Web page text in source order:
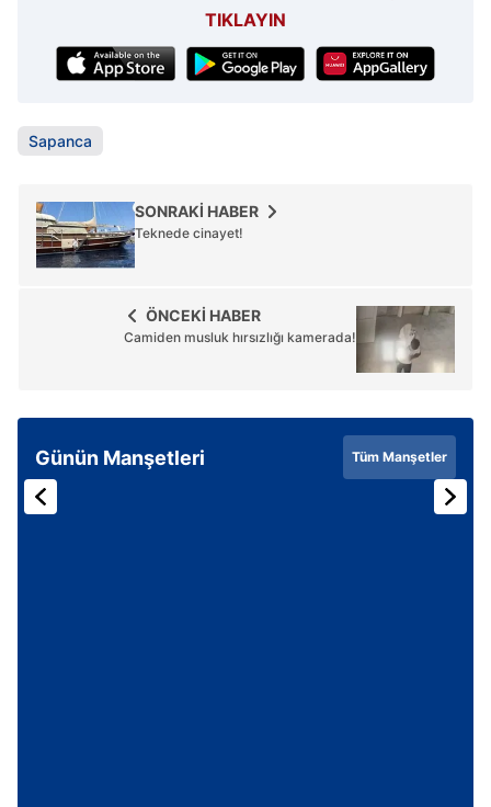
TIKLAYIN
Sapanca
SONRAKİ HABER
Teknede cinayet!
ÖNCEKİ HABER
Camiden musluk hırsızlığı kamerada!
Günün Manşetleri Tüm Manşetler